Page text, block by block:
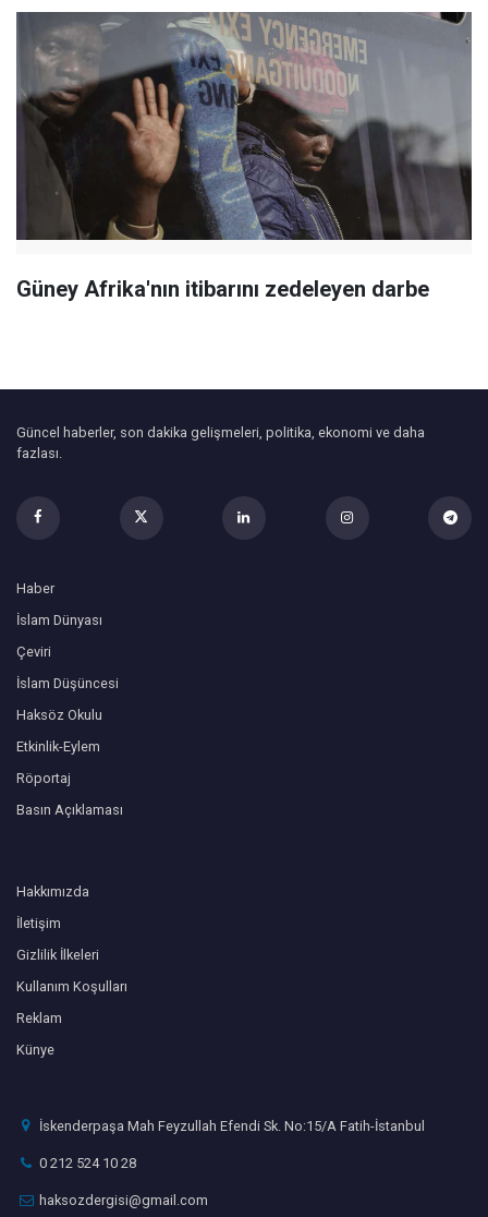
Güney Afrika'nın itibarını zedeleyen darbe
Güncel haberler, son dakika gelişmeleri, politika, ekonomi ve daha
fazlası.
Haber
İslam Dünyası
Çeviri
İslam Düşüncesi
Haksöz Okulu
Etkinlik-Eylem
Röportaj
Basın Açıklaması
Hakkımızda
İletişim
Gizlilik İlkeleri
Kullanım Koşulları
Reklam
Künye
İskenderpaşa Mah Feyzullah Efendi Sk. No:15/A Fatih-İstanbul
0 212 524 10 28
haksozdergisi@gmail.com